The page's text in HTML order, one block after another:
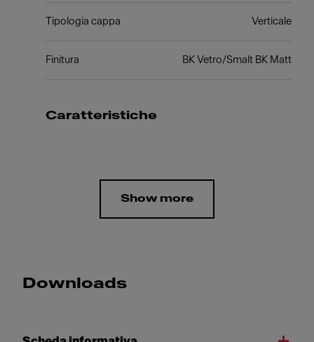
Tipologia cappa Verticale
Finitura BK Vetro/Smalt BK Matt
Caratteristiche
Show more
Downloads